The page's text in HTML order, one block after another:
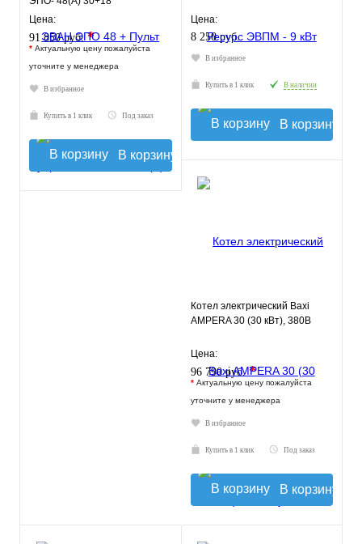
Цена:
91 850 руб.*
* Актуальную цену пожалуйста
уточните у менеджера
В избранное
Купить в 1 клик Под заказ
В корзину
Цена:
8 250 руб.
В избранное
Купить в 1 клик В наличии
В корзину
Котел электрический Baxi
AMPERA 30 (30 кВт), 380В
Цена:
96 790 руб.*
* Актуальную цену пожалуйста
уточните у менеджера
В избранное
Купить в 1 клик Под заказ
В корзину